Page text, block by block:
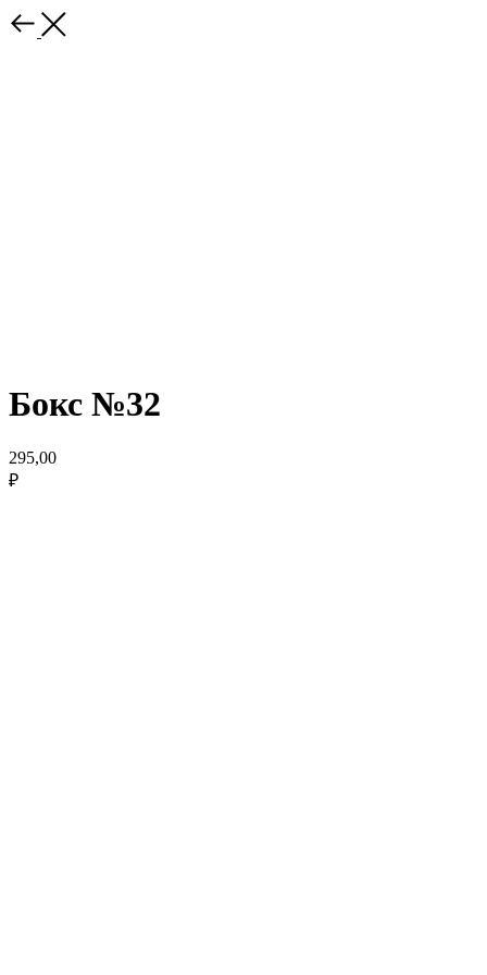
Бокс №32
295,00
₽